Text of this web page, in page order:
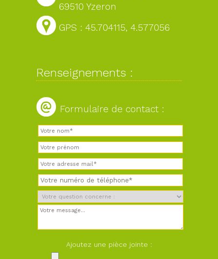
69510 Yzeron
GPS : 45.704115, 4.577056
Renseignements :
Formulaire de contact :
Ajoutez une pièce jointe :